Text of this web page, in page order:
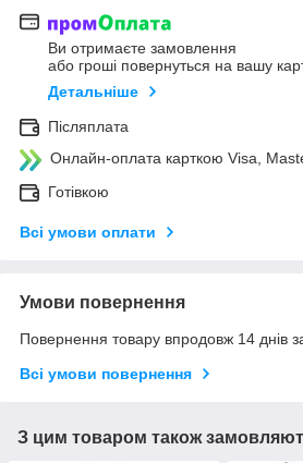
Ви отримаєте замовлення
або гроші повернуться на вашу
Детальніше
Післяплата
Онлайн-оплата карткою Visa,
Готівкою
Всі умови оплати
Умови повернення
Повернення товару впродовж 14 днів
Всі умови повернення
З цим товаром також